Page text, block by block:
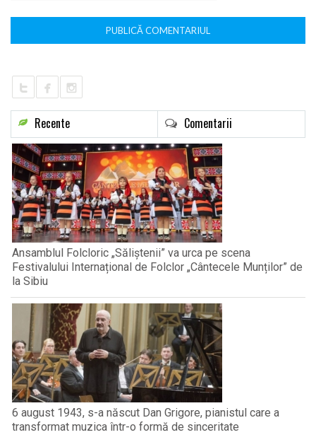
Recente Comentarii
Ansamblul Folcloric „Săliștenii” va urca pe scena
Festivalului Internațional de Folclor „Cântecele Munților” de
la Sibiu
6 august 1943, s-a născut Dan Grigore, pianistul care a
transformat muzica într-o formă de sinceritate